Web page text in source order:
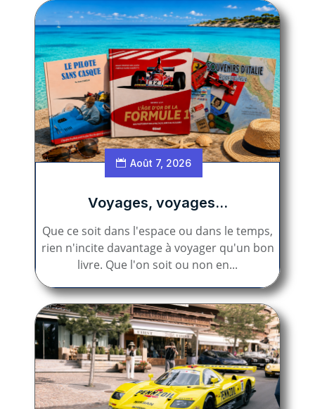
Août 7, 2026
Voyages, voyages…
Que ce soit dans l'espace ou dans le temps,
rien n'incite davantage à voyager qu'un bon
livre. Que l'on soit ou non en...